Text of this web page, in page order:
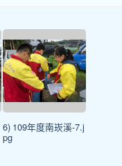
6) 109年度南崁溪-7.j
pg